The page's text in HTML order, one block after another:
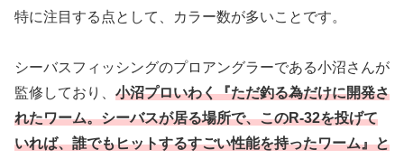
特に注目する点として、カラー数が多いことです。
シーバスフィッシングのプロアングラーである小沼さんが
監修しており、 小沼プロいわく『ただ釣る為だけに開発さ
れたワーム。シーバスが居る場所で、このR-32を投げて
いれば、誰でもヒットするすごい性能を持ったワーム』と